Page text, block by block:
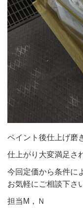
ペイント後仕上げ磨
仕上がり大変満足さ
今回定価から条件に
お気軽にご相談下さ
担当M，Ｎ